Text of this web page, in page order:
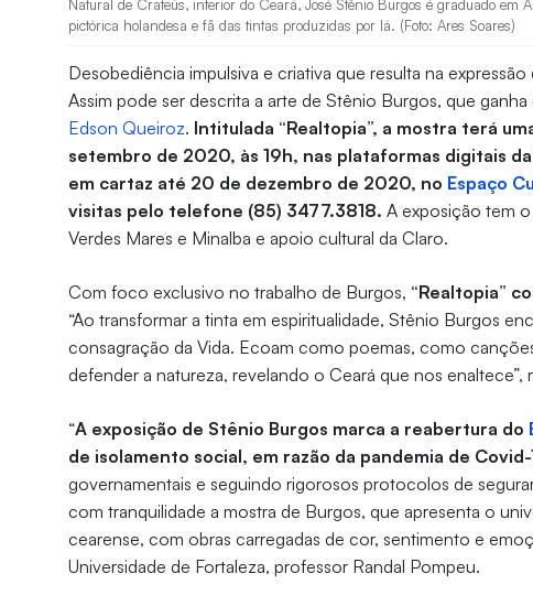
Natural de Crateús, interior do Ceará, José Stênio Burgos é graduado em
pictórica holandesa e fã das tintas produzidas por lá. (Foto: Ares Soares)
Desobediência impulsiva e criativa que resulta na
Assim pode ser descrita a arte de Stênio Burgos, que
Edson Queiroz. Intitulada “Realtopia”, a mostra terá
setembro de 2020, às 19h, nas plataformas digitais
em cartaz até 20 de dezembro de 2020, no Espaço
visitas pelo telefone (85) 3477.3818.A exposição tem
Verdes Mares e Minalba e apoio cultural da Claro.
Com foco exclusivo no trabalho de Burgos, “Realtopia”
“Ao transformar a tinta em espiritualidade, Stênio Burgos
consagração da Vida. Ecoam como poemas, como
defender a natureza, revelando o Ceará que nos enaltece”,
“A exposição de Stênio Burgos marca a reabertura do
de isolamento social, em razão da pandemia de Covid-
governamentais e seguindo rigorosos protocolos de
com tranquilidade a mostra de Burgos, que apresenta o
cearense, com obras carregadas de cor, sentimento e
Universidade de Fortaleza, professor Randal Pompeu.